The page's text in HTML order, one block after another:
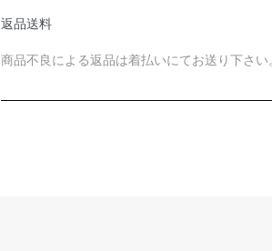
返品送料
商品不良による返品は着払いにてお送り下さい。